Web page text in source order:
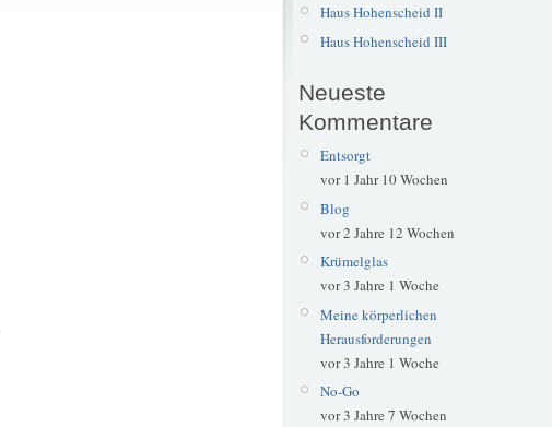
Haus Hohenscheid II
Haus Hohenscheid III
Neueste
Kommentare
Entsorgt
vor 1 Jahr 10 Wochen
Blog
vor 2 Jahre 12 Wochen
Krümelglas
vor 3 Jahre 1 Woche
Meine körperlichen
Herausforderungen
vor 3 Jahre 1 Woche
No-Go
vor 3 Jahre 7 Wochen